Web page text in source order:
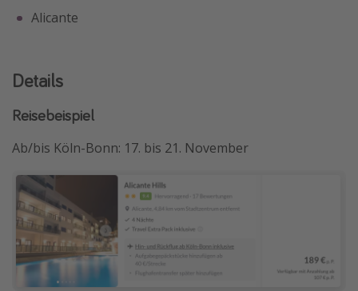
Alicante
Details
Reisebeispiel
Ab/bis Köln-Bonn: 17. bis 21. November